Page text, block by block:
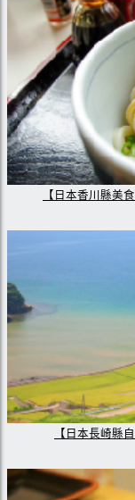
【日本香川縣美
【日本長崎縣